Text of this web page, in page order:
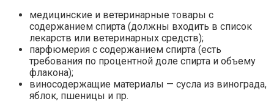
медицинские и ветеринарные товары с
содержанием спирта (должны входить в список
лекарств или ветеринарных средств);
парфюмерия с содержанием спирта (есть
требования по процентной доле спирта и объему
флакона);
виносодержащие материалы — сусла из винограда,
яблок, пшеницы и пр.